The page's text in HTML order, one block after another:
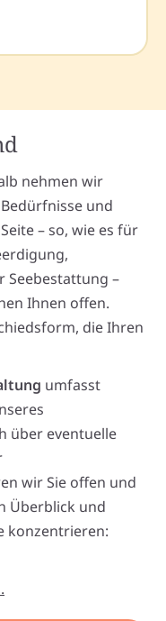
nehmen wir
und
– so, wie es für
Seebestattung –
Ihnen offen.
die Ihren
umfasst
über eventuelle
wir Sie offen und
Überblick und
konzentrieren: